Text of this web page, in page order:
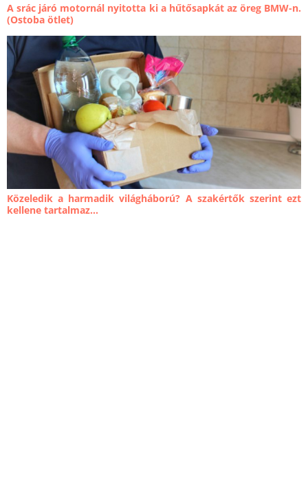
A srác járó motornál nyitotta ki a hűtősapkát az öreg BMW-n.
(Ostoba ötlet)
Közeledik a harmadik világháború? A szakértők szerint ezt
kellene tartalmaz...